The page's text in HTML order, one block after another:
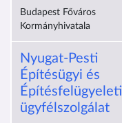
Budapest Főváros
Kormányhivatala
Nyugat-Pesti
Építésügyi és
Építésfelügyeleti
ügyfélszolgálat